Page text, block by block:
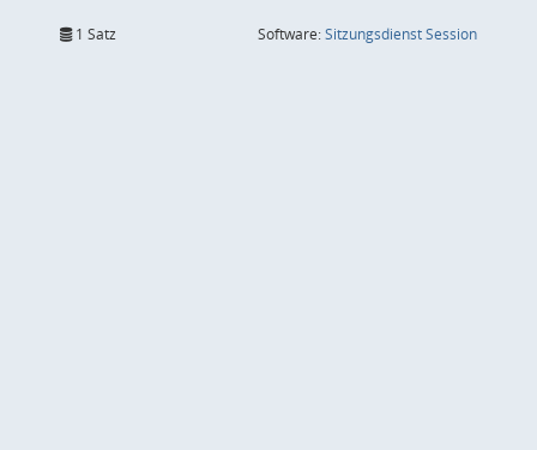
1 Satz Software:SitzungsdienstSession(Wird in